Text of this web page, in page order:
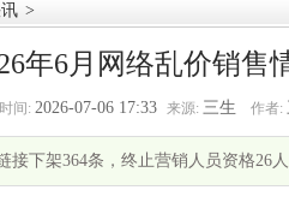
>
年6月网络乱价销售
时间: 2026-07-06 17:33 来源: 三生 作者:
下架364条，终止营销人员资格26